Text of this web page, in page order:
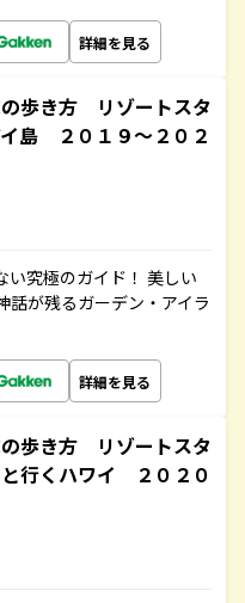
詳細を見る
歩き方 リゾートスタ
島 ２０１９～２０２
い究極のガイド！ 美しい
話が残るガーデン・アイラ
詳細を見る
歩き方 リゾートスタ
行くハワイ ２０２０